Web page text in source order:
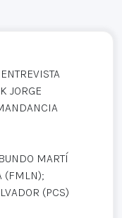
JORGE
MARTÍ
(FMLN);
(PCS)